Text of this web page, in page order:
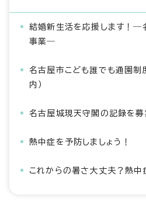
結婚新生活を応援します！―
事業―
名古屋市こども誰でも通園制
内）
名古屋城現天守閣の記録を募
熱中症を予防しましょう！
これからの暑さ大丈夫？熱中